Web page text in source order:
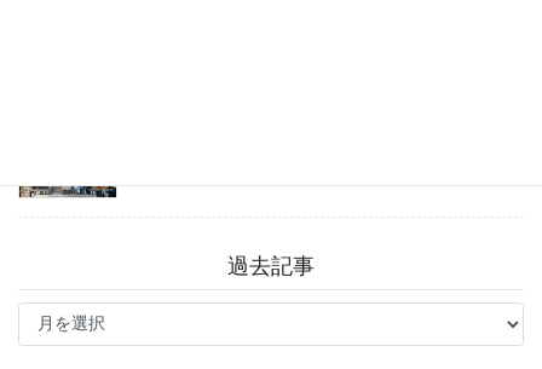
過去記事
過
記